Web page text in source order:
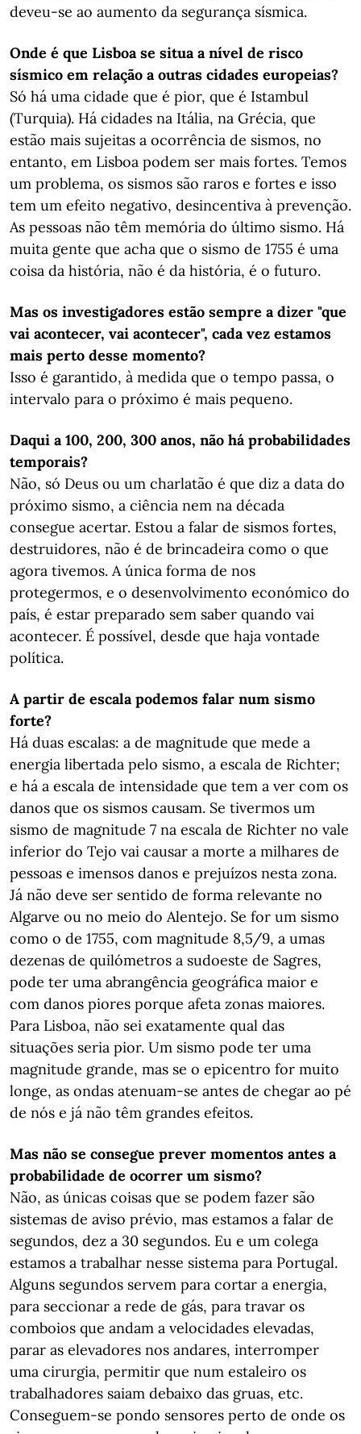
deveu-se ao aumento da segurança sísmica.
Onde é que Lisboa se situa a nível de risco
sísmico em relação a outras cidades europeias?
Só há uma cidade que é pior, que é Istambul
(Turquia). Há cidades na Itália, na Grécia, que
estão mais sujeitas a ocorrência de sismos, no
entanto, em Lisboa podem ser mais fortes. Temos
um problema, os sismos são raros e fortes e isso
tem um efeito negativo, desincentiva à prevenção.
As pessoas não têm memória do último sismo. Há
muita gente que acha que o sismo de 1755 é uma
coisa da história, não é da história, é o futuro.
Mas os investigadores estão sempre a dizer "que
vai acontecer, vai acontecer", cada vez estamos
mais perto desse momento?
Isso é garantido, à medida que o tempo passa, o
intervalo para o próximo é mais pequeno.
Daqui a 100, 200, 300 anos, não há probabilidades
temporais?
Não, só Deus ou um charlatão é que diz a data do
próximo sismo, a ciência nem na década
consegue acertar. Estou a falar de sismos fortes,
destruidores, não é de brincadeira como o que
agora tivemos. A única forma de nos
protegermos, e o desenvolvimento económico do
país, é estar preparado sem saber quando vai
acontecer. É possível, desde que haja vontade
política.
A partir de escala podemos falar num sismo
forte?
Há duas escalas: a de magnitude que mede a
energia libertada pelo sismo, a escala de Richter;
e há a escala de intensidade que tem a ver com os
danos que os sismos causam. Se tivermos um
sismo de magnitude 7 na escala de Richter no vale
inferior do Tejo vai causar a morte a milhares de
pessoas e imensos danos e prejuízos nesta zona.
Já não deve ser sentido de forma relevante no
Algarve ou no meio do Alentejo. Se for um sismo
como o de 1755, com magnitude 8,5/9, a umas
dezenas de quilómetros a sudoeste de Sagres,
pode ter uma abrangência geográfica maior e
com danos piores porque afeta zonas maiores.
Para Lisboa, não sei exatamente qual das
situações seria pior. Um sismo pode ter uma
magnitude grande, mas se o epicentro for muito
longe, as ondas atenuam-se antes de chegar ao pé
de nós e já não têm grandes efeitos.
Mas não se consegue prever momentos antes a
probabilidade de ocorrer um sismo?
Não, as únicas coisas que se podem fazer são
sistemas de aviso prévio, mas estamos a falar de
segundos, dez a 30 segundos. Eu e um colega
estamos a trabalhar nesse sistema para Portugal.
Alguns segundos servem para cortar a energia,
para seccionar a rede de gás, para travar os
comboios que andam a velocidades elevadas,
parar as elevadores nos andares, interromper
uma cirurgia, permitir que num estaleiro os
trabalhadores saiam debaixo das gruas, etc.
Conseguem-se pondo sensores perto de onde os